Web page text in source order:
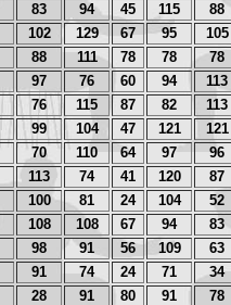
83 94 45 115 88
102 129 67 95 105
88 111 78 78 78
97 76 60 94 113
76 115 87 82 113
99 104 47 121 121
70 110 64 97 96
113 74 41 120 87
100 81 24 104 52
108 108 67 94 83
98 91 56 109 63
91 74 24 71 34
28 91 80 91 78